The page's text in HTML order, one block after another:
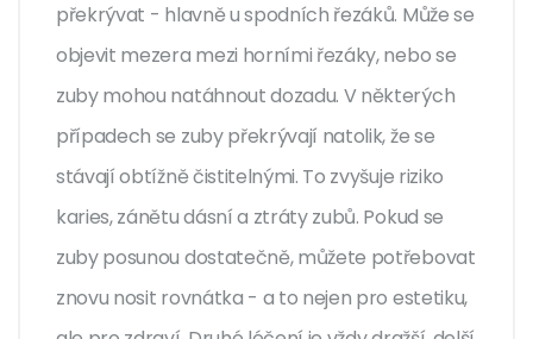
překrývat - hlavně u spodních řezáků. Může se
objevit mezera mezi horními řezáky, nebo se
zuby mohou natáhnout dozadu. V některých
případech se zuby překrývají natolik, že se
stávají obtížně čistitelnými. To zvyšuje riziko
karies, zánětu dásní a ztráty zubů. Pokud se
zuby posunou dostatečně, můžete potřebovat
znovu nosit rovnátka - a to nejen pro estetiku,